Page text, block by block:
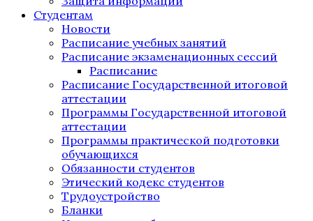
Студентам
Новости
Расписание учебных занятий
Расписание экзаменационных сессий
Расписание
Расписание Государственной итоговой
аттестации
Программы Государственной итоговой
аттестации
Программы практической подготовки
обучающихся
Обязанности студентов
Этический кодекс студентов
Трудоустройство
Бланки